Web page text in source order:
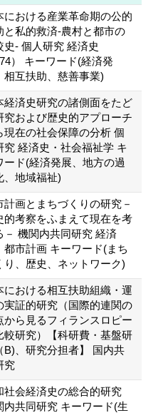
における産業革命期の公的
と私的救済-農村と都市の
史- 個人研究 経済史
） キーワード(経済発
相互扶助、慈善事業)
経済史研究の諸側面をたど
究および歴史的アプローチ
現在の社会保障の分析 個
究 経済史・社会福祉学 キ
ード(経済発展、地方の過
、地域福祉)
計画とまちづくりの研究－
的考察をふまえて現在を考
－ 機関内共同研究 経済
都市計画 キーワード(まち
り、歴史、ネットワーク)
における相互扶助組織・運
実証的研究（国際的連関の
から見るフィランスロピー
較研究）【科研費・基盤研
B)、研究分担者】 国内共
究
社会経済史の総合的研究
内共同研究 キーワード(生